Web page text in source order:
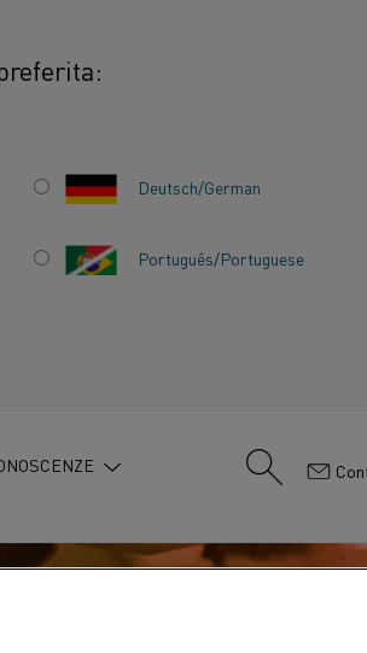
Deutsch/German
Português/Portuguese
: